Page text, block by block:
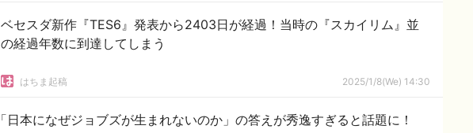
ベセスダ新作『TES6』発表から2403日が経過！当時の『スカイリム』並
の経過年数に到達してしまう
はちま起稿 2025/1/8(We) 14:30
「日本になぜジョブズが生まれないのか」の答えが秀逸すぎると話題に！